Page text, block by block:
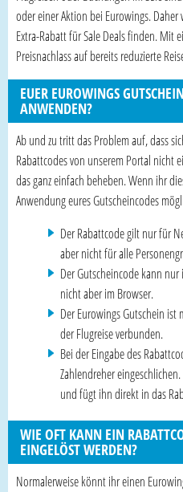
oder einer Aktion bei Eurowings.
Extra-Rabatt für Sale Deals finden. Mit
Preisnachlass auf bereits reduzierte
EUER EUROWINGS
ANWENDEN?
Ab und zu tritt das Problem auf, dass
Rabattcodes von unserem Portal nicht
das ganz einfach beheben. Wenn ihr
Anwendung eures Gutscheincodes
Der Rabattcode gilt nur für
aber nicht für alle
Der Gutscheincode kann
nicht aber im Browser.
Der Eurowings Gutschein
der Flugreise verbunden.
Bei der Eingabe des
Zahlendreher
und fügt ihn direkt in das
WIE OFT KANN EIN
EINGELÖST WERDEN?
Normalerweise könnt ihr einen